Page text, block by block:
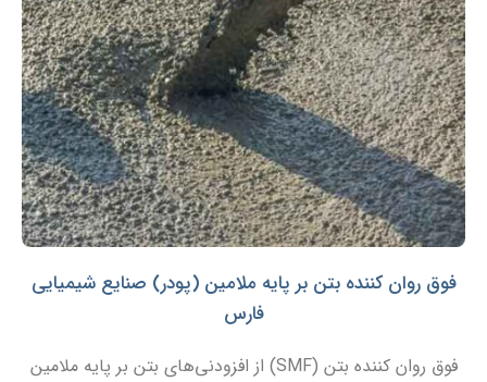
فوق روان کننده بتن بر پایه ملامین (پودر) صنایع شیمیایی
فارس
فوق روان کننده بتن (SMF) از افزودنی‌های بتن بر پایه ملامین